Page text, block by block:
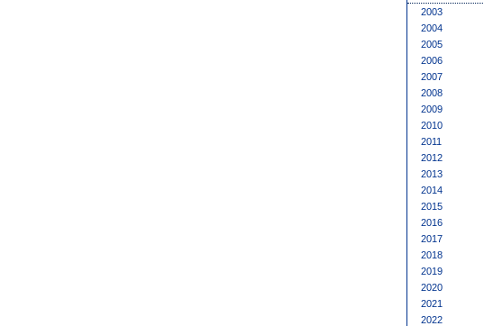
2003
2004
2005
2006
2007
2008
2009
2010
2011
2012
2013
2014
2015
2016
2017
2018
2019
2020
2021
2022